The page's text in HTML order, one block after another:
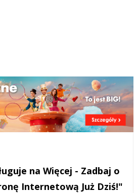
na Więcej - Zadbaj o
Internetową Już Dziś!"